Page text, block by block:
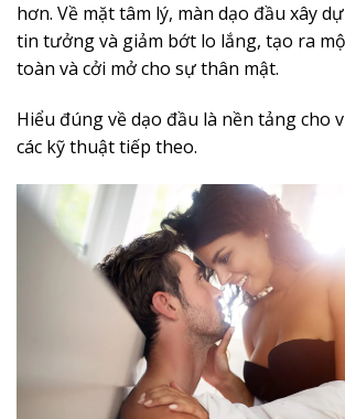
hơn. Về mặt tâm lý, màn dạo đầu xây
tin tưởng và giảm bớt lo lắng, tạo ra
toàn và cởi mở cho sự thân mật.
Hiểu đúng về dạo đầu là nền tảng cho
các kỹ thuật tiếp theo.